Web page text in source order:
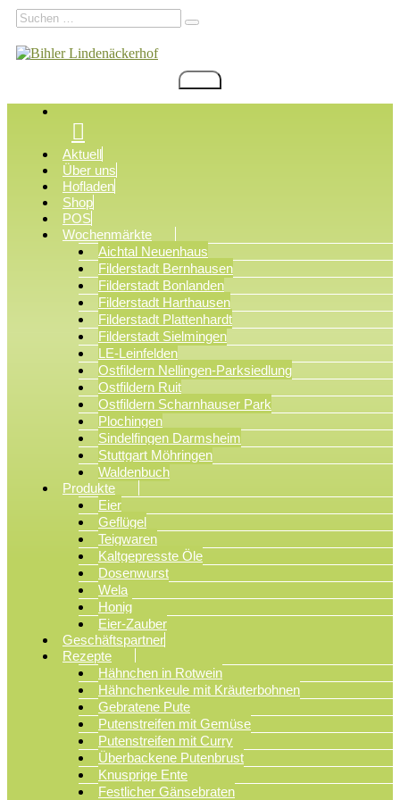
Zum
Inhalt
springen
Suchen
nach:
Suchen
Aktuell
Über uns
Hofladen
Shop
POS
Wochenmärkte
Aichtal Neuenhaus
Filderstadt Bernhausen
Filderstadt Bonlanden
Filderstadt Harthausen
Filderstadt Plattenhardt
Filderstadt Sielmingen
LE-Leinfelden
Ostfildern Nellingen-Parksiedlung
Ostfildern Ruit
Ostfildern Scharnhauser Park
Plochingen
Sindelfingen Darmsheim
Stuttgart Möhringen
Waldenbuch
Produkte
Eier
Geflügel
Teigwaren
Kaltgepresste Öle
Dosenwurst
Wela
Honig
Eier-Zauber
Geschäftspartner
Rezepte
Hähnchen in Rotwein
Hähnchenkeule mit Kräuterbohnen
Gebratene Pute
Putenstreifen mit Gemüse
Putenstreifen mit Curry
Überbackene Putenbrust
Knusprige Ente
Festlicher Gänsebraten